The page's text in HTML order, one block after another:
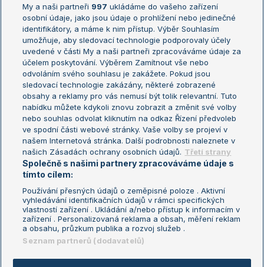
Žebříček ATP (muži)
Žebříček WTA (ženy)
Sázkařský žebříček
Australian Open
French Open
Wimbledon
US Open
Turnaj mistrů
Turnaj mistryň
Aktualní trendy
Fotbalové přestupy
Livesport Daily
LS Prague Open
Podmínky užití
Nastavení soukromí
GDPR a žurnalistika
Reklama
Kontakt
Informace o zpracování osobních
údajů
My a naši partneři 997 ukládáme do vašeho zařízení
osobní údaje, jako jsou údaje o prohlížení nebo jedinečné
identifikátory, a máme k nim přístup. Výběr Souhlasím
umožňuje, aby sledovací technologie podporovaly účely
uvedené v části My a naši partneři zpracováváme údaje za
účelem poskytování. Výběrem Zamítnout vše nebo
odvoláním svého souhlasu je zakážete. Pokud jsou
sledovací technologie zakázány, některé zobrazené
obsahy a reklamy pro vás nemusí být tolik relevantní. Tuto
nabídku můžete kdykoli znovu zobrazit a změnit své volby
nebo souhlas odvolat kliknutím na odkaz Řízení předvoleb
ve spodní části webové stránky. Vaše volby se projeví v
našem Internetová stránka. Další podrobnosti naleznete v
našich Zásadách ochrany osobních údajů. Třetí strany
Společně s našimi partnery zpracováváme údaje s
tímto cílem:
Používání přesných údajů o zeměpisné poloze . Aktivní
vyhledávání identifikačních údajů v rámci specifických
vlastností zařízení . Ukládání a/nebo přístup k informacím v
zařízení . Personalizovaná reklama a obsah, měření reklam
a obsahu, průzkum publika a rozvoj služeb .
Seznam partnerů (dodavatelů)